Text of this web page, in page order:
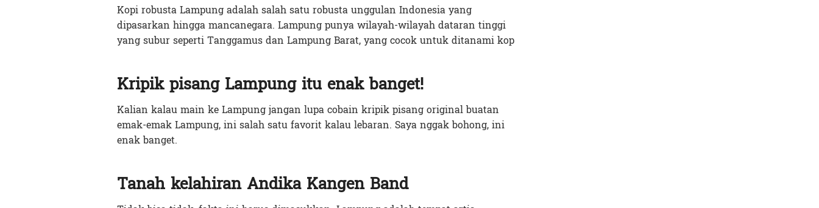
Kopi robusta Lampung adalah salah satu robusta unggulan Indonesia yang
dipasarkan hingga mancanegara. Lampung punya wilayah-wilayah dataran tinggi
yang subur seperti Tanggamus dan Lampung Barat, yang cocok untuk ditanami kop
Kripik pisang Lampung itu enak banget!
Kalian kalau main ke Lampung jangan lupa cobain kripik pisang original buatan
emak-emak Lampung, ini salah satu favorit kalau lebaran. Saya nggak bohong, ini
enak banget.
Tanah kelahiran Andika Kangen Band